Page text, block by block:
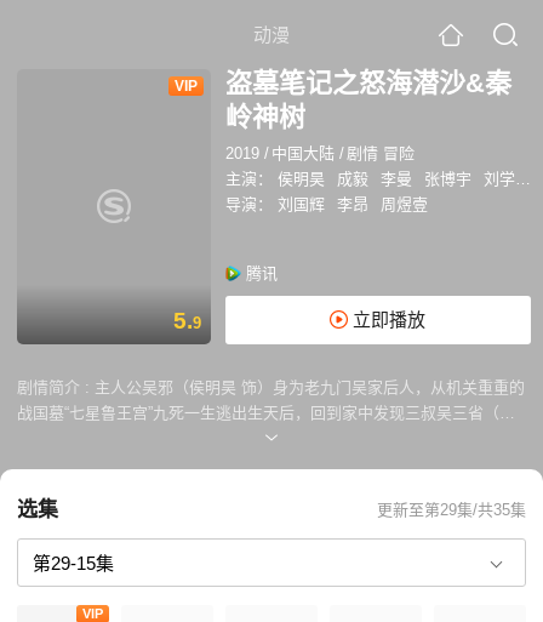
动漫
VIP
5.9
盗墓笔记之怒海潜沙&秦
岭神树
2019 / 中国大陆 /剧情 冒险
主演：
侯明昊 成毅 李曼 张博宇 刘学义
导演：
刘国辉 李昂 周煜壹
腾讯
立即播放
剧情简介 : 主人公吴邪（侯明昊 饰）身为老九门吴家后人，从机关重重的
战国墓“七星鲁王宫”九死一生逃出生天后，回到家中发现三叔吴三省（姚
橹 饰）失踪，还牵扯出十几年前的一桩考古队谜案。吴邪接到神秘的阿宁
的张起灵（成毅 饰），而小哥来到西沙海底墓似乎还另有原因。在潜入神
秘的明代船墓过程，遭遇海猴子、禁婆等怪物的攻击，最终突破奇门遁甲
的层层机关返回陆地。然而蛇眉铜鱼、六角铜铃的线索又将他们指引到秦
岭，去探寻巨大青铜树的秘密。
选集 更新至第29集/共35集
VIP